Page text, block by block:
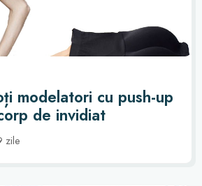
modelatori cu push-up
de invidiat
zile